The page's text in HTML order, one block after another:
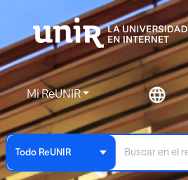
Mi ReUNIR
Todo ReUNIR